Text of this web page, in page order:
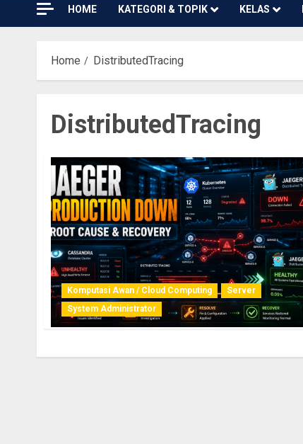
HOME KATEGORI & TOPIK KELAS
Home DistributedTracing
DistributedTracing
Komputasi Awan / Cloud Computing
Server
System Administrator